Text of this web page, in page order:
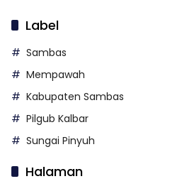
Label
Sambas
Mempawah
Kabupaten Sambas
Pilgub Kalbar
Sungai Pinyuh
Halaman